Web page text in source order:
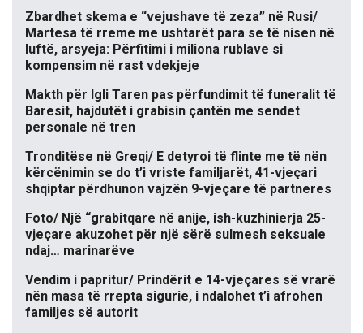
Zbardhet skema e “vejushave të zeza” në Rusi/
Martesa të rreme me ushtarët para se të nisen në
luftë, arsyeja: Përfitimi i miliona rublave si
kompensim në rast vdekjeje
Makth për Igli Taren pas përfundimit të funeralit të
Baresit, hajdutët i grabisin çantën me sendet
personale në tren
Tronditëse në Greqi/ E detyroi të flinte me të nën
kërcënimin se do t’i vriste familjarët, 41-vjeçari
shqiptar përdhunon vajzën 9-vjeçare të partneres
Foto/ Një “grabitqare në anije, ish-kuzhinierja 25-
vjeçare akuzohet për një sërë sulmesh seksuale
ndaj… marinarëve
Vendim i papritur/ Prindërit e 14-vjeçares së vrarë
nën masa të rrepta sigurie, i ndalohet t’i afrohen
familjes së autorit